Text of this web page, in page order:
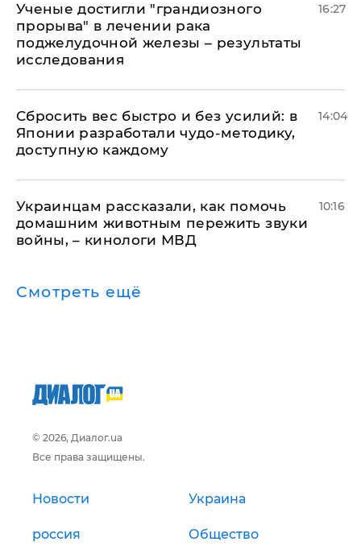
Ученые достигли "грандиозного
прорыва" в лечении рака
поджелудочной железы – результаты
исследования
16:27
Сбросить вес быстро и без усилий: в
Японии разработали чудо-методику,
доступную каждому
14:04
Украинцам рассказали, как помочь
домашним животным пережить звуки
войны, – кинологи МВД
10:16
Смотреть ещё
© 2026, Диалог.ua
Все права защищены.
Новости Украина
россия Общество